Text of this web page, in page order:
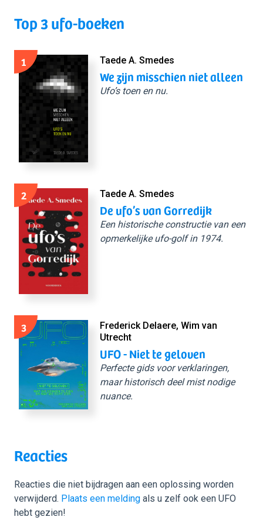
Top 3 ufo-boeken
1 Taede A. Smedes
We zijn misschien niet alleen
Ufo’s toen en nu.
2 Taede A. Smedes
De ufo’s van Gorredijk
Een historische constructie van een
opmerkelijke ufo-golf in 1974.
3
Frederick Delaere, Wim van
Utrecht
UFO - Niet te geloven
Perfecte gids voor verklaringen,
maar historisch deel mist nodige
nuance.
Reacties
Reacties die niet bijdragen aan een oplossing worden
verwijderd. Plaats een melding als u zelf ook een UFO
hebt gezien!